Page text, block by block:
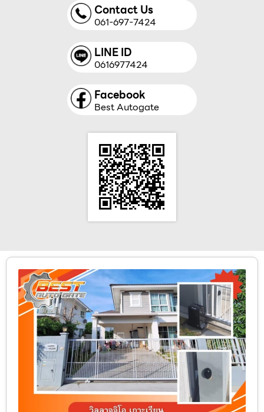
Contact Us
061-697-7424
LINE ID
0616977424
Facebook
Best Autogate